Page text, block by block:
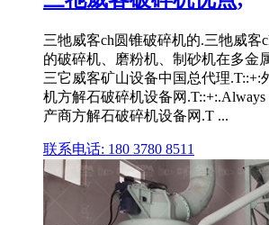
三牠威客ch圆锥破碎机的.三牠威客
的破碎机、磨粉机、制砂机在多金
三它威客矿山设备中国总代理.T::+:
机方解石破碎机设备网
产商方解石破碎机设备网.T ...
联系电话: 180 3780 8511